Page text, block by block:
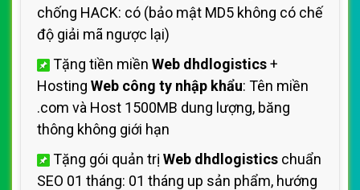
chống HACK: có (bảo mật MD5 không có chế
độ giải mã ngược lại)
Tặng tiền miền Web dhdlogistics+
Hosting Web công ty nhập khẩu: Tên miền
.com và Host 1500MB dung lượng, băng
thông không giới hạn
Tặng gói quản trị Web dhdlogistics chuẩn
SEO 01 tháng: 01 tháng up sản phẩm, hướng